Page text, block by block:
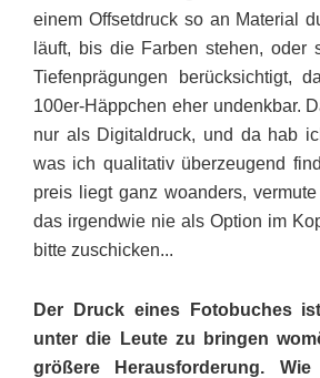
einem Offset­druck so an Material
läuft, bis die Farben stehen, oder
Tiefenprä­gungen berücksichtigt,
100er-Häppchen eher undenkbar.
nur als Digitaldruck, und da hab
was ich qualitativ überzeugend
preis liegt ganz woanders,
das irgendwie nie als Option im
bitte zuschicken...
Der Druck eines Fotobuches
unter die Leute zu bringen
grö­ßere Herausforderung.